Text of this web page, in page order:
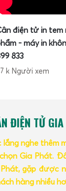
điện tử in tem
- máy in
833
k Người xem
ĐIỆN TỬ
nghe thêm
Gia Phát.
gặp được
hàng nhiều